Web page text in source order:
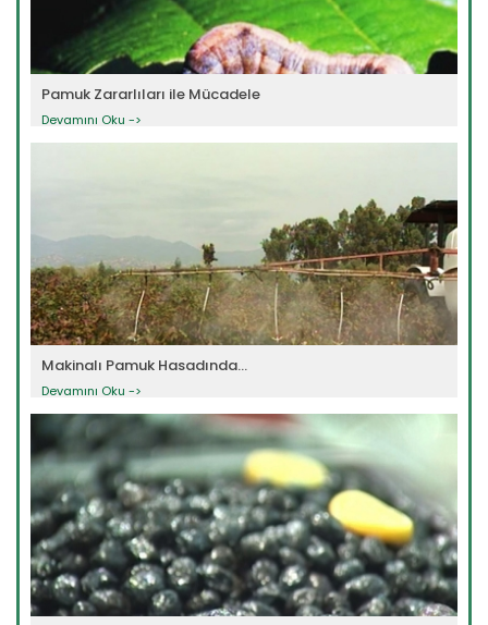
Pamuk Zararlıları ile Mücadele
Devamını Oku ->
Makinalı Pamuk Hasadında...
Devamını Oku ->